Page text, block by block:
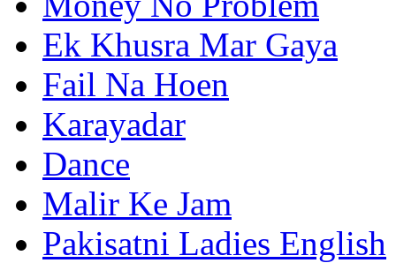
Ek Khusra Mar Gaya
Fail Na Hoen
Karayadar
Dance
Malir Ke Jam
Pakisatni Ladies English